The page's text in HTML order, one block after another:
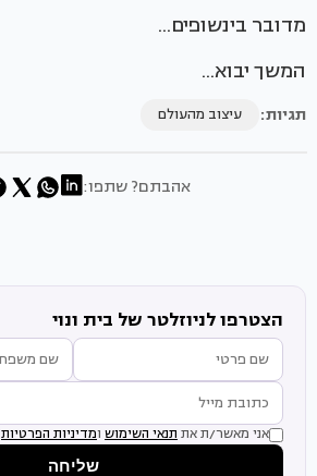
מדובר בינשופים...
המשך יבוא...
תגיות: עיצוב מהעולם
אהבתם? שתפו:
הצטרפו לניוזלטר של בית ונוי
אני מאשר/ת את תנאי השימוש ומדיניות הפרטיות
שליחה